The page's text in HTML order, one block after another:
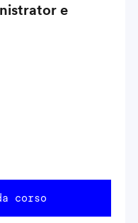
e
corso